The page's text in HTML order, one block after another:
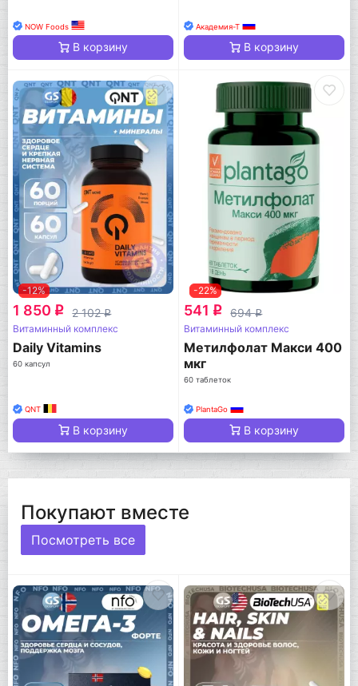
NOW Foods
В корзину
Академия-Т
В корзину
-12%
1 850 q 2 102q
Витаминный комплекс
Daily Vitamins
60 капсул
QNT
В корзину
-22%
541 q 694q
Витаминный комплекс
Метилфолат Макси 400
мкг
60 таблеток
PlantaGo
В корзину
Покупают вместе
Посмотреть все